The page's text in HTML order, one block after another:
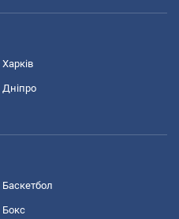
Харків
Дніпро
Баскетбол
Бокс